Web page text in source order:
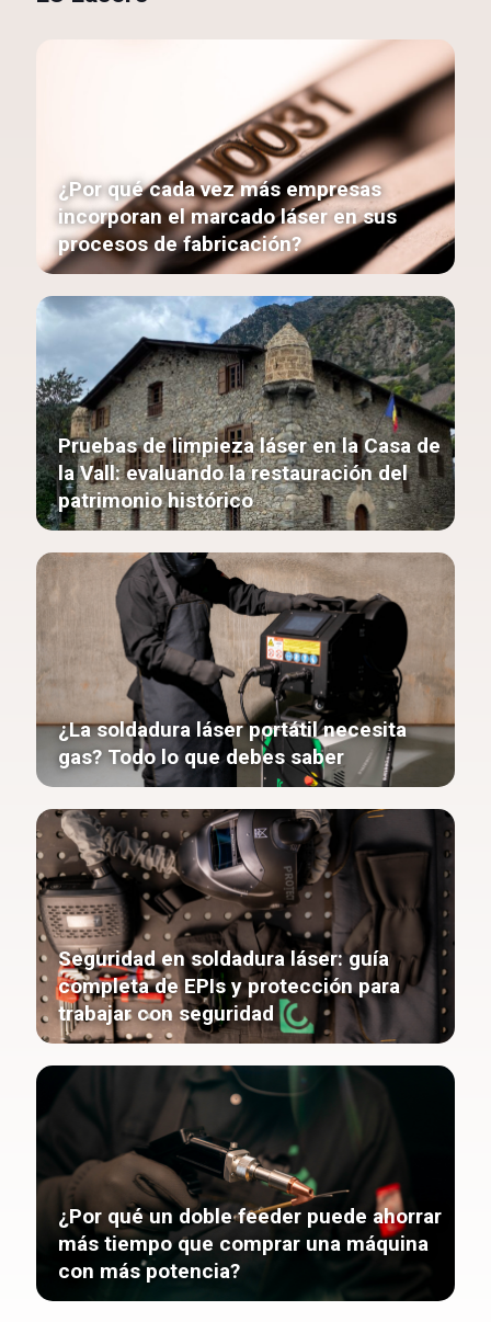
¿Por qué cada vez más empresas
incorporan el marcado láser en sus
procesos de fabricación?
Pruebas de limpieza láser en la Casa de
la Vall: evaluando la restauración del
patrimonio histórico
¿La soldadura láser portátil necesita
gas? Todo lo que debes saber
Seguridad en soldadura láser: guía
completa de EPIs y protección para
trabajar con seguridad
¿Por qué un doble feeder puede ahorrar
más tiempo que comprar una máquina
con más potencia?